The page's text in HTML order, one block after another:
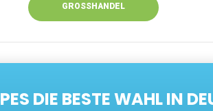
GROSSHANDEL
DIE BESTE WAHL IN